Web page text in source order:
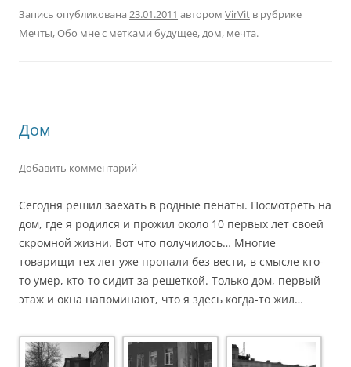
Запись опубликована 23.01.2011 автором VirVit в рубрике
Мечты,Обо мнес метками будущее,дом, мечта.
Дом
Добавить комментарий
Сегодня решил заехать в родные пенаты. Посмотреть на
дом, где я родился и прожил около 10 первых лет своей
скромной жизни. Вот что получилось… Многие
товарищи тех лет уже пропали без вести, в смысле кто-
то умер, кто-то сидит за решеткой. Только дом, первый
этаж и окна напоминают, что я здесь когда-то жил…